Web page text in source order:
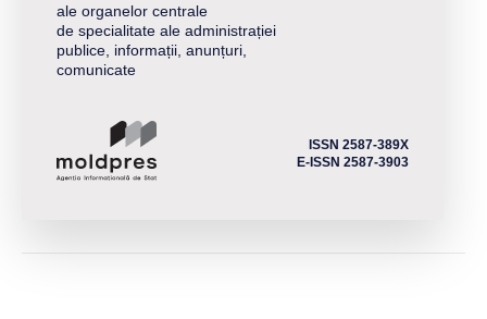
ale organelor centrale
de specialitate ale administrației
publice, informații, anunțuri,
comunicate
ISSN 2587-389X
E-ISSN 2587-3903